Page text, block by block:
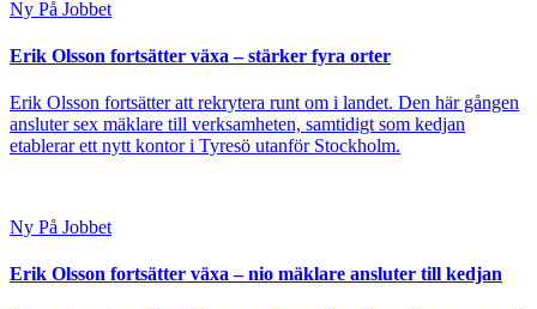
Ny På Jobbet
Erik Olsson fortsätter växa – stärker fyra orter
Erik Olsson fortsätter att rekrytera runt om i landet. Den här gången
ansluter sex mäklare till verksamheten, samtidigt som kedjan
etablerar ett nytt kontor i Tyresö utanför Stockholm.
Ny På Jobbet
Erik Olsson fortsätter växa – nio mäklare ansluter till kedjan